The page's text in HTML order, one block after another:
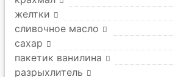
желтки
сливочное масло
сахар
пакетик ванилина
разрыхлитель